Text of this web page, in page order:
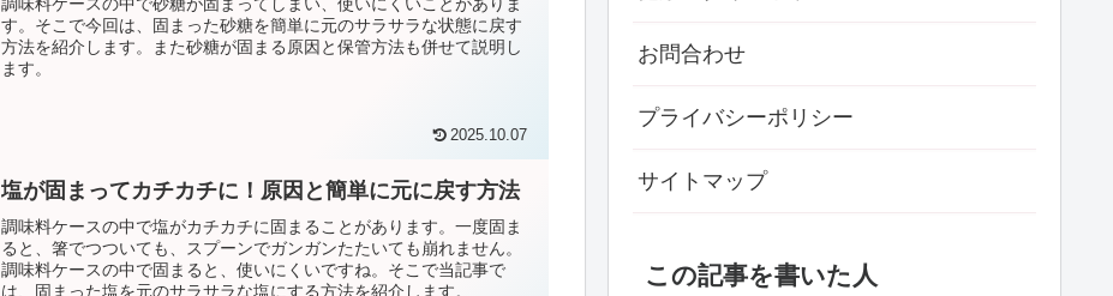
す。そこで今回は、固まった砂糖を簡単に元のサラサラな状態に戻す
方法を紹介します。また砂糖が固まる原因と保管方法も併せて説明し
ます。
2025.10.07
塩が固まってカチカチに！原因と簡単に元に戻す方法
調味料ケースの中で塩がカチカチに固まることがあります。一度固ま
ると、箸でつついても、スプーンでガンガンたたいても崩れません。
調味料ケースの中で固まると、使いにくいですね。そこで当記事で
は、固まった塩を元のサラサラな塩にする方法を紹介します。
お問合わせ
プライバシーポリシー
サイトマップ
この記事を書いた人